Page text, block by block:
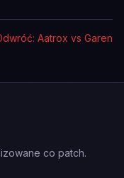
Aatrox vs Garen
co patch.